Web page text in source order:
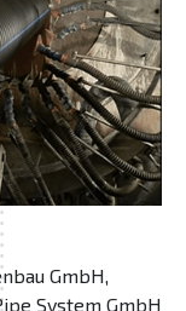
GmbH,
System GmbH